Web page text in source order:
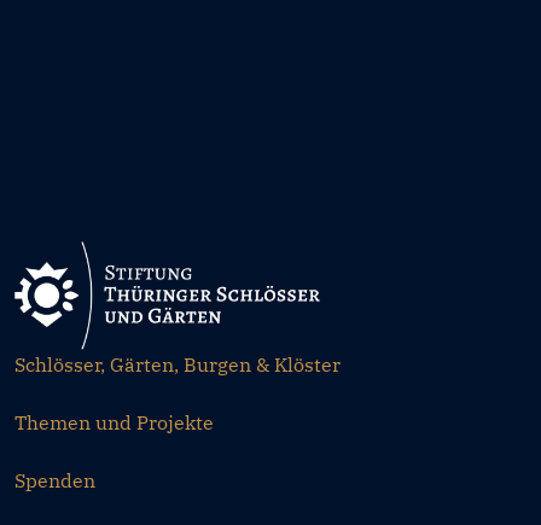
Schlösser, Gärten, Burgen & Klöster
Themen und Projekte
Spenden